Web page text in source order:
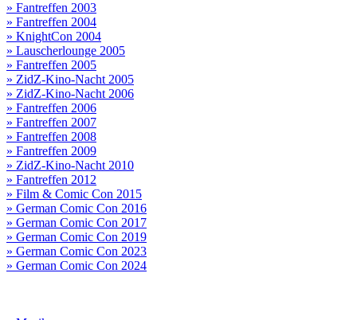
» Fantreffen 2003
» Fantreffen 2004
» KnightCon 2004
» Lauscherlounge 2005
» Fantreffen 2005
» ZidZ-Kino-Nacht 2005
» ZidZ-Kino-Nacht 2006
» Fantreffen 2006
» Fantreffen 2007
» Fantreffen 2008
» Fantreffen 2009
» ZidZ-Kino-Nacht 2010
» Fantreffen 2012
» Film & Comic Con 2015
» German Comic Con 2016
» German Comic Con 2017
» German Comic Con 2019
» German Comic Con 2023
» German Comic Con 2024